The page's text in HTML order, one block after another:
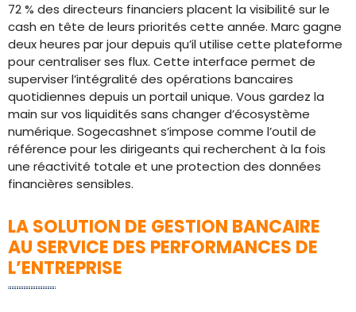
72 % des directeurs financiers placent la visibilité sur le
cash en tête de leurs priorités cette année. Marc gagne
deux heures par jour depuis qu’il utilise cette plateforme
pour centraliser ses flux. Cette interface permet de
superviser l’intégralité des opérations bancaires
quotidiennes depuis un portail unique. Vous gardez la
main sur vos liquidités sans changer d’écosystème
numérique. Sogecashnet s’impose comme l’outil de
référence pour les dirigeants qui recherchent à la fois
une réactivité totale et une protection des données
financières sensibles.
LA SOLUTION DE GESTION BANCAIRE
AU SERVICE DES PERFORMANCES DE
L’ENTREPRISE